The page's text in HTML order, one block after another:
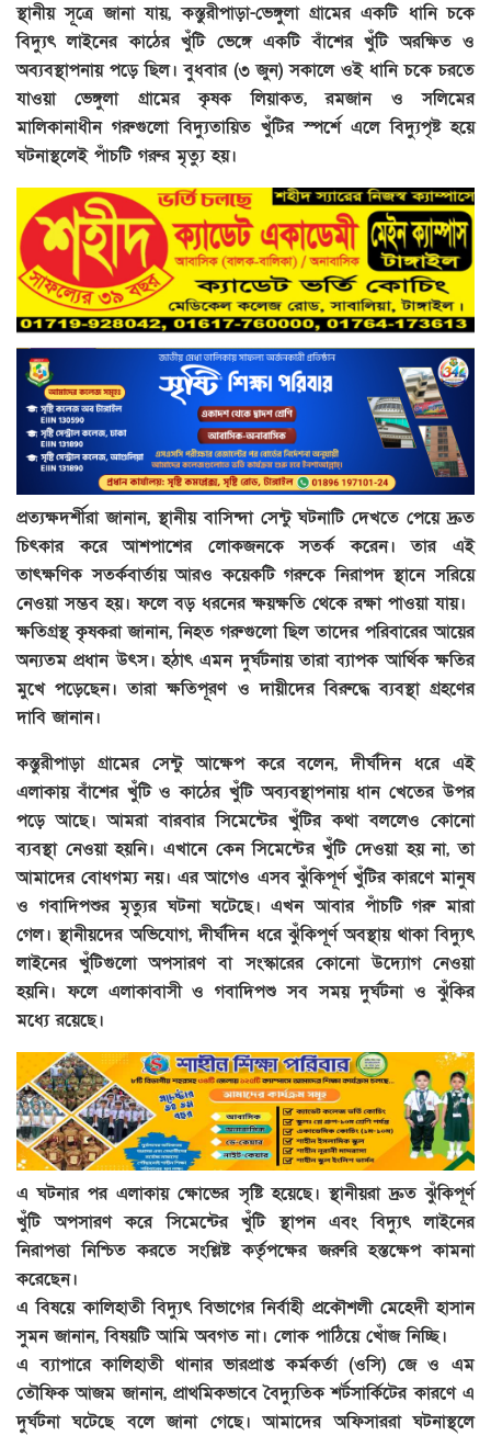
স্থানীয় সূত্রে জানা যায়, কস্তুরীপাড়া-ভেঙ্গুলা গ্রামের একটি ধানি চকে
বিদ্যুৎ লাইনের কাঠের খুঁটি ভেঙ্গে একটি বাঁশের খুঁটি অরক্ষিত ও
অব্যবস্থাপনায় পড়ে ছিল। বুধবার (৩ জুন) সকালে ওই ধানি চকে চরতে
যাওয়া ভেঙ্গুলা গ্রামের কৃষক লিয়াকত, রমজান ও সলিমের
মালিকানাধীন গরুগুলো বিদ্যুতায়িত খুঁটির স্পর্শে এলে বিদ্যুপৃষ্ট হয়ে
ঘটনাস্থলেই পাঁচটি গরুর মৃত্যু হয়।
প্রত্যক্ষদর্শীরা জানান, স্থানীয় বাসিন্দা সেন্টু ঘটনাটি দেখতে পেয়ে দ্রুত
চিৎকার করে আশপাশের লোকজনকে সতর্ক করেন। তার এই
তাৎক্ষণিক সতর্কবার্তায় আরও কয়েকটি গরুকে নিরাপদ স্থানে সরিয়ে
নেওয়া সম্ভব হয়। ফলে বড় ধরনের ক্ষয়ক্ষতি থেকে রক্ষা পাওয়া যায়।
ক্ষতিগ্রস্থ কৃষকরা জানান, নিহত গরুগুলো ছিল তাদের পরিবারের আয়ের
অন্যতম প্রধান উৎস। হঠাৎ এমন দুর্ঘটনায় তারা ব্যাপক আর্থিক ক্ষতির
মুখে পড়েছেন। তারা ক্ষতিপূরণ ও দায়ীদের বিরুদ্ধে ব্যবস্থা গ্রহণের
দাবি জানান।
কস্তুরীপাড়া গ্রামের সেন্টু আক্ষেপ করে বলেন, দীর্ঘদিন ধরে এই
এলাকায় বাঁশের খুঁটি ও কাঠের খুঁটি অব্যবস্থাপনায় ধান খেতের উপর
পড়ে আছে। আমরা বারবার সিমেন্টের খুঁটির কথা বললেও কোনো
ব্যবস্থা নেওয়া হয়নি। এখানে কেন সিমেন্টের খুঁটি দেওয়া হয় না, তা
আমাদের বোধগম্য নয়। এর আগেও এসব ঝুঁকিপূর্ণ খুঁটির কারণে মানুষ
ও গবাদিপশুর মৃত্যুর ঘটনা ঘটেছে। এখন আবার পাঁচটি গরু মারা
গেল। স্থানীয়দের অভিযোগ, দীর্ঘদিন ধরে ঝুঁকিপূর্ণ অবস্থায় থাকা বিদ্যুৎ
লাইনের খুঁটিগুলো অপসারণ বা সংস্কারের কোনো উদ্যোগ নেওয়া
হয়নি। ফলে এলাকাবাসী ও গবাদিপশু সব সময় দুর্ঘটনা ও ঝুঁকির
মধ্যে রয়েছে।
এ ঘটনার পর এলাকায় ক্ষোভের সৃষ্টি হয়েছে। স্থানীয়রা দ্রুত ঝুঁকিপূর্ণ
খুঁটি অপসারণ করে সিমেন্টের খুঁটি স্থাপন এবং বিদ্যুৎ লাইনের
নিরাপত্তা নিশ্চিত করতে সংশ্লিষ্ট কর্তৃপক্ষের জরুরি হস্তক্ষেপ কামনা
করেছেন।
এ বিষয়ে কালিহাতী বিদ্যুৎ বিভাগের নির্বাহী প্রকৌশলী মেহেদী হাসান
সুমন জানান, বিষয়টি আমি অবগত না। লোক পাঠিয়ে খোঁজ নিচ্ছি।
এ ব্যাপারে কালিহাতী থানার ভারপ্রাপ্ত কর্মকর্তা (ওসি) জে ও এম
তৌফিক আজম জানান, প্রাথমিকভাবে বৈদ্যুতিক শর্টসার্কিটের কারণে এ
দুর্ঘটনা ঘটেছে বলে জানা গেছে। আমাদের অফিসাররা ঘটনাস্থলে